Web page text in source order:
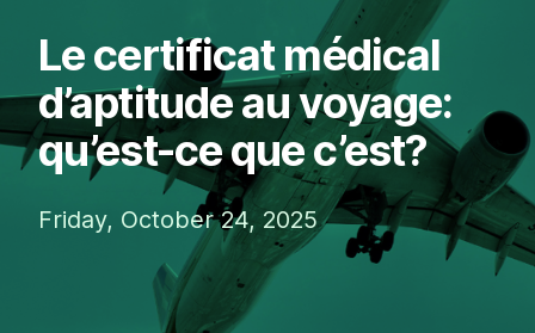
Le certificat médical
d’aptitude au voyage:
qu’est-ce que c’est?
Friday, October 24, 2025